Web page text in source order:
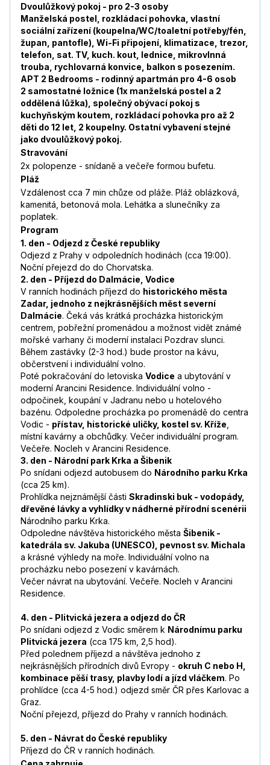
Dvoulůžkový pokoj - pro 2-3 osoby
Manželská postel, rozkládací pohovka, vlastní
sociální zařízení (koupelna/WC/toaletní potřeby/fén,
župan, pantofle), Wi-Fi připojení, klimatizace, trezor,
telefon, sat. TV, kuch. kout, lednice, mikrovlnná
trouba, rychlovarná konvice, balkon s posezením.
APT 2 Bedrooms - rodinný apartmán pro 4-6 osob
2 samostatné ložnice (1x manželská postel a 2
oddělená lůžka), společný obývací pokoj s
kuchyňským koutem, rozkládací pohovka pro až 2
děti do 12 let, 2 koupelny. Ostatní vybavení stejné
jako dvoulůžkový pokoj.
Stravování
2x polopenze - snídaně a večeře formou bufetu.
Pláž
Vzdálenost cca 7 min chůze od pláže. Pláž oblázková,
kamenitá, betonová mola. Lehátka a slunečníky za
poplatek.
Program
1. den - Odjezd z České republiky
Odjezd z Prahy v odpoledních hodinách (cca 19:00).
Noční přejezd do do Chorvatska.
2. den - Příjezd do Dalmácie, Vodice
V ranních hodinách příjezd do historického města
Zadar, jednoho z nejkrásnějších měst severní
Dalmácie. Čeká vás krátká procházka historickým
centrem, pobřežní promenádou a možnost vidět známé
mořské varhany či moderní instalaci Pozdrav slunci.
Během zastávky (2-3 hod.) bude prostor na kávu,
občerstvení i individuální volno.
Poté pokračování do letoviska Vodice a ubytování v
moderní Arancini Residence. Individuální volno -
odpočinek, koupání v Jadranu nebo u hotelového
bazénu. Odpoledne procházka po promenádě do centra
Vodic - přístav, historické uličky, kostel sv. Kříže
místní kavárny a obchůdky. Večer individuální program.
Večeře. Nocleh v Arancini Residence.
3. den - Národní park Krka a Šibenik
Po snídani odjezd autobusem do Národního parku Krka
(cca 25 km).
Prohlídka nejznámější části Skradinski buk - vodopády,
dřevěné lávky a vyhlídky v nádherné přírodní scenérii
Národního parku Krka.
Odpoledne návštěva historického města Šibenik -
katedrála sv. Jakuba (UNESCO), pevnost sv. Michala
a krásné výhledy na moře. Individuální volno na
procházku nebo posezení v kavárnách.
Večer návrat na ubytování. Večeře. Nocleh v Arancini
Residence.
4. den - Plitvická jezera a odjezd do ČR
Po snídani odjezd z Vodic směrem k Národnímu parku
Plitvická jezera (cca 175 km, 2,5 hod).
Před polednem příjezd a návštěva jednoho z
nejkrásnějších přírodních divů Evropy - okruh C nebo H,
kombinace pěší trasy, plavby lodí a jízd vláčkem. Po
prohlídce (cca 4-5 hod.) odjezd směr ČR přes Karlovac a
Graz.
Noční přejezd, příjezd do Prahy v ranních hodinách.
5. den - Návrat do České republiky
Příjezd do ČR v ranních hodinách.